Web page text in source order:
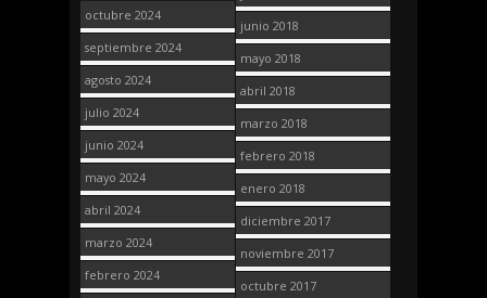
octubre 2024
septiembre 2024
agosto 2024
julio 2024
junio 2024
mayo 2024
abril 2024
marzo 2024
febrero 2024
junio 2018
mayo 2018
abril 2018
marzo 2018
febrero 2018
enero 2018
diciembre 2017
noviembre 2017
octubre 2017